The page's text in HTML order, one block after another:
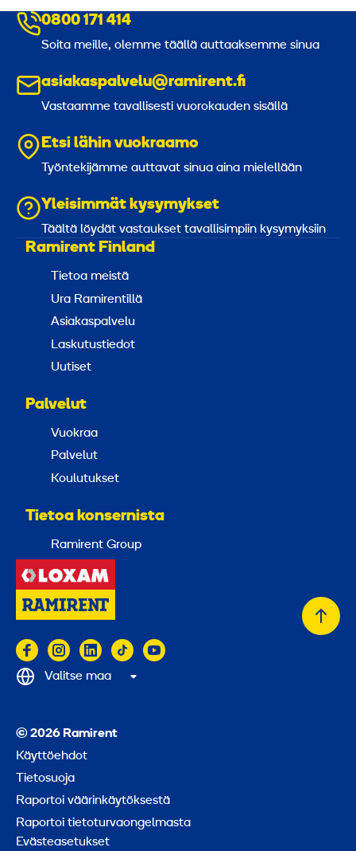
0800 171 414
Soita meille, olemme täällä auttaaksemme sinua
asiakaspalvelu@ramirent.fi
Vastaamme tavallisesti vuorokauden sisällä
Etsi lähin vuokraamo
Työntekijämme auttavat sinua aina mielellään
Yleisimmät kysymykset
Täältä löydät vastaukset tavallisimpiin kysymyksiin
Ramirent Finland
Tietoa meistä
Ura Ramirentillä
Asiakaspalvelu
Laskutustiedot
Uutiset
Palvelut
Vuokraa
Palvelut
Koulutukset
Tietoa konsernista
Ramirent Group
© 2026 Ramirent
Käyttöehdot
Tietosuoja
Raportoi väärinkäytöksestä
Raportoi tietoturvaongelmasta
Evästeasetukset
Valitse maa